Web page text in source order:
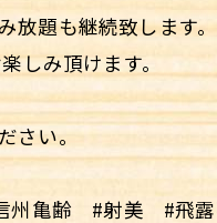
放題も継続致します。
しみ頂けます。
さい。
州亀齢 #射美 #飛